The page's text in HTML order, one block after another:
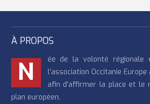
À PROPOS
N
ée de la volonté régionale
l’association Occitanie
afin d’affirmer la place et le
plan européen.